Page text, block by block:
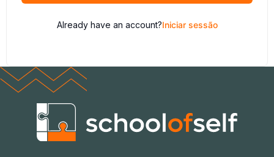
Already have an account?Iniciar sessão